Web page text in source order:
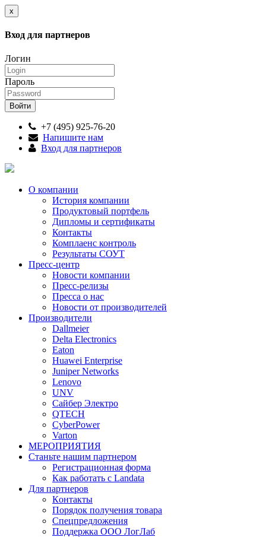
x
Вход для партнеров
Логин
Пароль
+7 (495) 925-76-20
Напишите нам
Вход для партнеров
О компании
История компании
Продуктовый портфель
Дипломы и сертификаты
Контакты
Комплаенс контроль
Результаты СОУТ
Пресс-центр
Новости компании
Пресс-релизы
Пресса о нас
Новости от производителей
Производители
Dallmeier
Delta Electronics
Eaton
Huawei Enterprise
Juniper Networks
Lenovo
UNV
Сайбер Электро
QTECH
CyberPower
Varton
МЕРОПРИЯТИЯ
Станьте нашим партнером
Регистрационная форма
Как работать с Landata
Для партнеров
Кoнтaкты
Порядок получения товара
Спецпредложения
Поддержка ООО ЛогЛаб